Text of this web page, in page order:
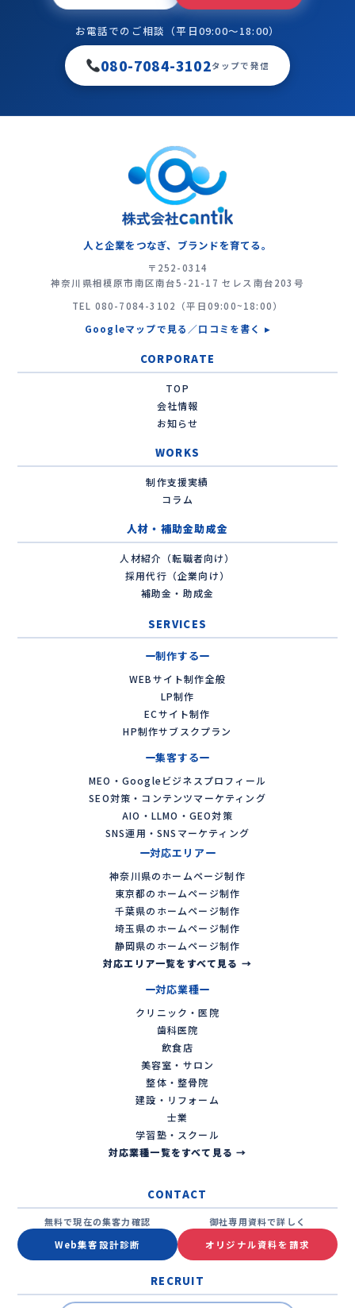
お電話でのご相談（平日09:00〜18:00）
080-7084-3102タップで発信
人と企業をつなぎ、ブランドを育てる。
〒252-0314
神奈川県相模原市南区南台5-21-17 セレス南台203号
TEL 080-7084-3102 （平日09:00~18:00）
Googleマップで見る／口コミを書く ▸
CORPORATE
TOP
会社情報
お知らせ
WORKS
制作支援実績
コラム
人材・補助金助成金
人材紹介（転職者向け）
採用代行（企業向け）
補助金・助成金
SERVICES
制作する
WEBサイト制作全般
LP制作
ECサイト制作
HP制作サブスクプラン
集客する
MEO・Googleビジネスプロフィール
SEO対策・コンテンツマーケティング
AIO・LLMO・GEO対策
SNS運用・SNSマーケティング
対応エリア
神奈川県のホームページ制作
東京都のホームページ制作
千葉県のホームページ制作
埼玉県のホームページ制作
静岡県のホームページ制作
対応エリア一覧をすべて見る →
対応業種
クリニック・医院
歯科医院
飲食店
美容室・サロン
整体・整骨院
建設・リフォーム
士業
学習塾・スクール
対応業種一覧をすべて見る →
CONTACT
無料で現在の集客力確認
Web集客設計診断
御社専用資料で詳しく
オリジナル資料を請求
RECRUIT